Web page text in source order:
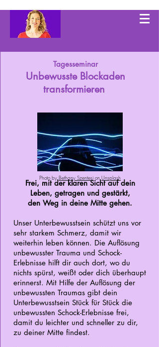
Tagesseminar
Unbewusste Blockaden
transformieren
Frei, mit der klaren Sicht auf dein
Leben, getragen und gestärkt,
den Weg in deine Mitte gehen.
Unser Unterbewusstsein schützt uns vor
sehr starkem Schmerz, damit wir
weiterhin leben können. Die Auflösung
unbewusster Trauma und Schock-
Erlebnisse hilft dir auch dort, wo du
nichts spürst, weißt oder dich überhaupt
erinnerst. Mit Hilfe der Auflösung der
unbewussten Traumas gibt dein
Unterbewusstsein Stück für Stück die
unbewussten Schock-Erlebnisse frei,
damit du leichter und schneller zu dir,
zu deiner Mitte findest.
Photo byBethany Szentesi onUnsplash